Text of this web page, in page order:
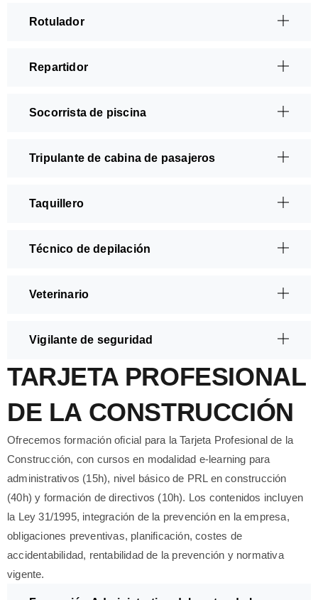
Rotulador
Repartidor
Socorrista de piscina
Tripulante de cabina de pasajeros
Taquillero
Técnico de depilación
Veterinario
Vigilante de seguridad
TARJETA PROFESIONAL
DE LA CONSTRUCCIÓN
Ofrecemos formación oficial para la Tarjeta Profesional de la
Construcción, con cursos en modalidad e-learning para
administrativos (15h), nivel básico de PRL en construcción
(40h) y formación de directivos (10h). Los contenidos incluyen
la Ley 31/1995, integración de la prevención en la empresa,
obligaciones preventivas, planificación, costes de
accidentabilidad, rentabilidad de la prevención y normativa
vigente.